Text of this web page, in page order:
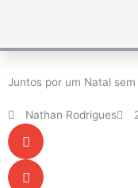
Juntos por um Natal sem
Nathan Rodrigues